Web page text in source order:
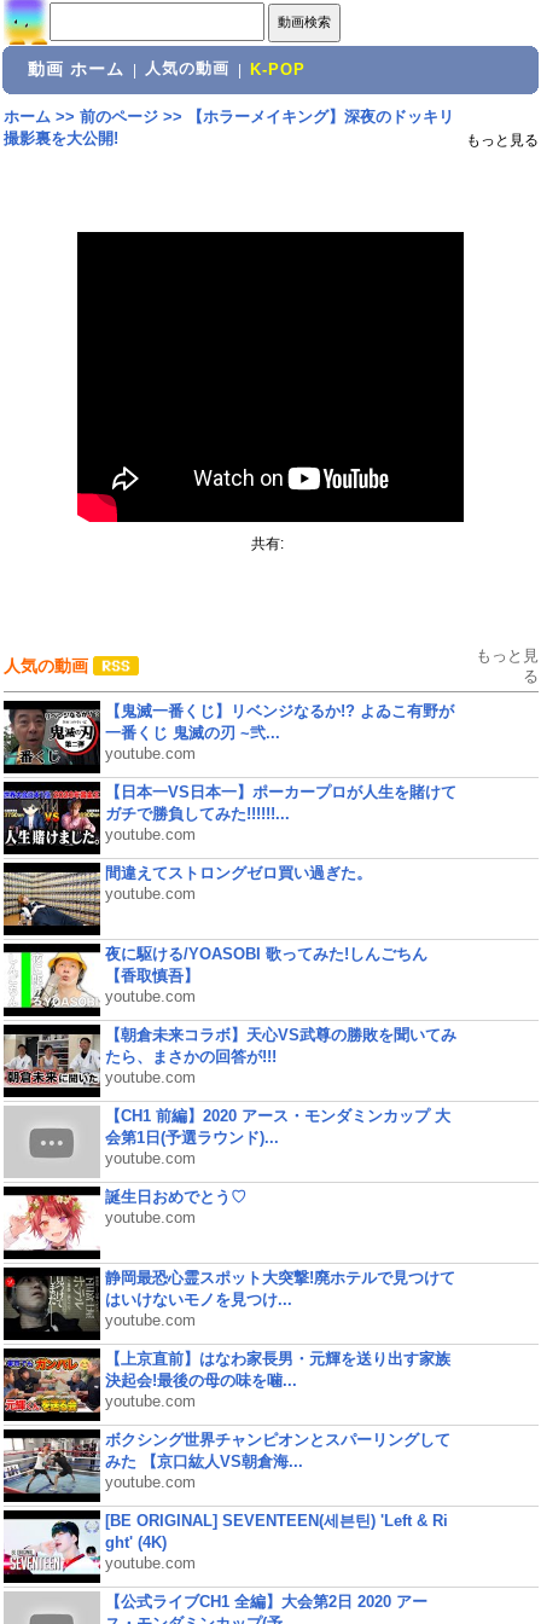
動画 ホーム 人気の動画 K-POP
ホーム>> 前のページ>>
【ホラーメイキング】深夜のドッキリ
撮影裏を大公開!
もっと見る
共有:
人気の動画
もっと見
る
【鬼滅一番くじ】リベンジなるか!? よゐこ有野が
一番くじ 鬼滅の刃 ~弐...
youtube.com
【日本一VS日本一】ポーカープロが人生を賭けて
ガチで勝負してみた!!!!!!...
youtube.com
間違えてストロングゼロ買い過ぎた。
youtube.com
夜に駆ける/YOASOBI 歌ってみた!しんごちん
【香取慎吾】
youtube.com
【朝倉未来コラボ】天心VS武尊の勝敗を聞いてみ
たら、まさかの回答が!!!
youtube.com
【CH1 前編】2020 アース・モンダミンカップ 大
会第1日(予選ラウンド)...
youtube.com
誕生日おめでとう♡
youtube.com
静岡最恐心霊スポット大突撃!廃ホテルで見つけて
はいけないモノを見つけ...
youtube.com
【上京直前】はなわ家長男・元輝を送り出す家族
決起会!最後の母の味を噛...
youtube.com
ボクシング世界チャンピオンとスパーリングして
みた 【京口紘人VS朝倉海...
youtube.com
[BE ORIGINAL] SEVENTEEN(세븐틴) 'Left & Ri
ght' (4K)
youtube.com
【公式ライブCH1 全編】大会第2日 2020 アー